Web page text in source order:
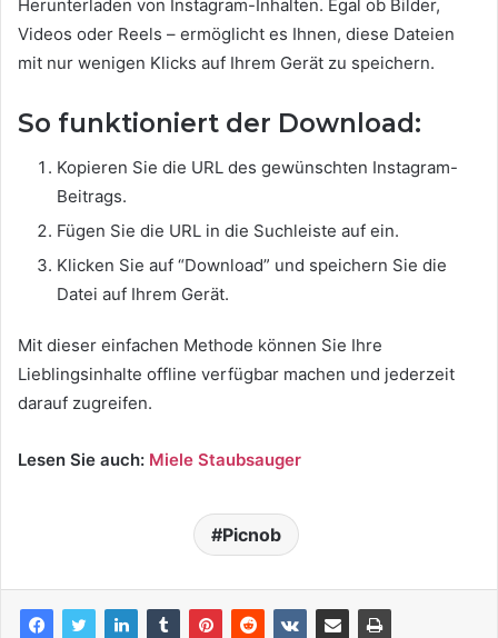
Herunterladen von Instagram-Inhalten. Egal ob Bilder,
Videos oder Reels – ermöglicht es Ihnen, diese Dateien
mit nur wenigen Klicks auf Ihrem Gerät zu speichern.
So funktioniert der Download:
Kopieren Sie die URL des gewünschten Instagram-
Beitrags.
Fügen Sie die URL in die Suchleiste auf ein.
Klicken Sie auf “Download” und speichern Sie die
Datei auf Ihrem Gerät.
Mit dieser einfachen Methode können Sie Ihre
Lieblingsinhalte offline verfügbar machen und jederzeit
darauf zugreifen.
Lesen Sie auch: Miele Staubsauger
Picnob